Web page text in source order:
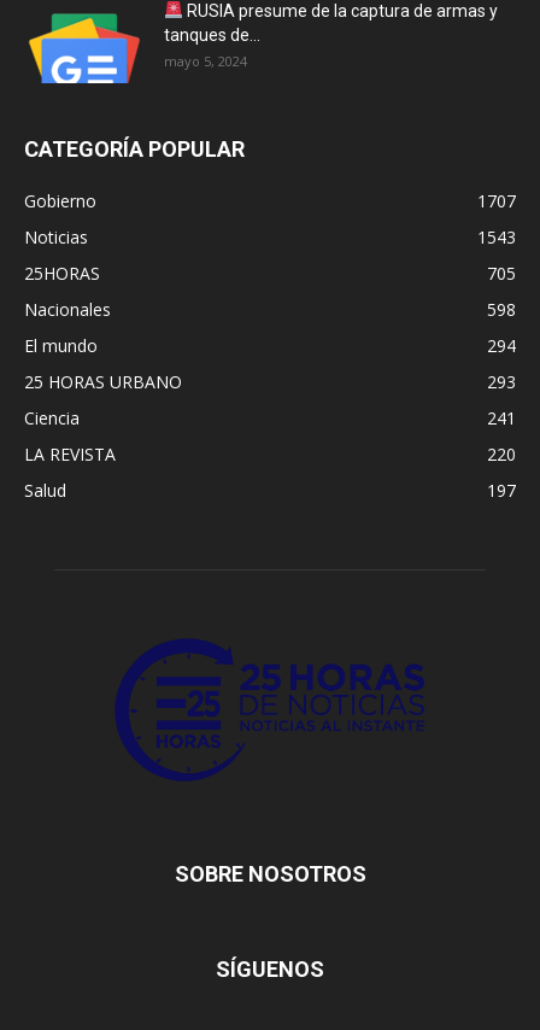
RUSIA presume de la captura de armas y
tanques de...
mayo 5, 2024
CATEGORÍA POPULAR
Gobierno
1707
Noticias
1543
25HORAS
705
Nacionales
598
El mundo
294
25 HORAS URBANO
293
Ciencia
241
LA REVISTA
220
Salud
197
SOBRE NOSOTROS
SÍGUENOS